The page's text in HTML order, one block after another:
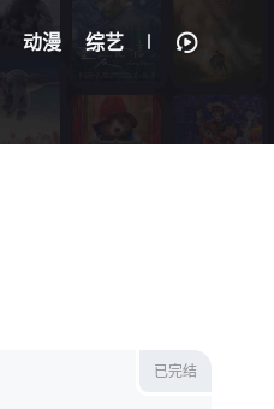
动漫 综艺
已完结